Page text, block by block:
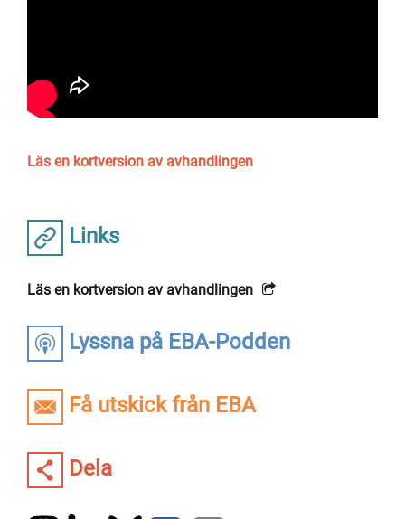
Links
Läs en kortversion av avhandlingen
Lyssna på EBA-Podden
Få utskick från EBA
Dela
Läs en kortversion av avhandlingen